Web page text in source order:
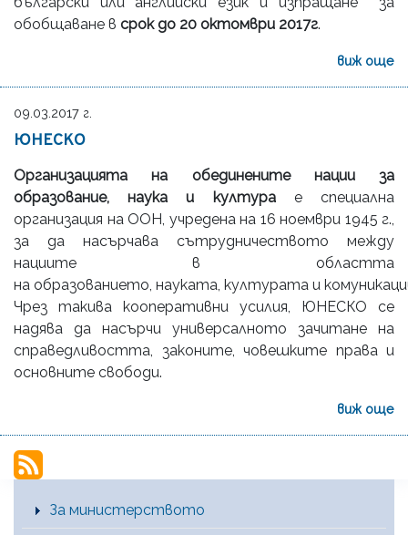
обобщаване в срок до 20 октомври 2017г.
виж още
09.03.2017 г.
ЮНЕСКО
Организацията на обединените нации за
образование, наука и култура е специална
организация на ООН, учредена на 16 ноември 1945 г.,
за да насърчава сътрудничеството между
нациите в областта
на образованието, науката, културата и
Чрез такива кооперативни усилия, ЮНЕСКО се
надява да насърчи универсалното зачитане на
справедливостта, законите, човешките права и
основните свободи.
виж още
Main Menu [BG]
За министерството